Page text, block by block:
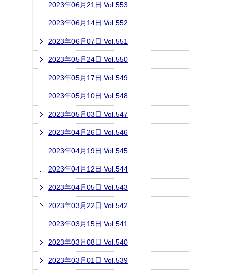
2023年06月21日 Vol.553
2023年06月14日 Vol.552
2023年06月07日 Vol.551
2023年05月24日 Vol.550
2023年05月17日 Vol.549
2023年05月10日 Vol.548
2023年05月03日 Vol.547
2023年04月26日 Vol.546
2023年04月19日 Vol.545
2023年04月12日 Vol.544
2023年04月05日 Vol.543
2023年03月22日 Vol.542
2023年03月15日 Vol.541
2023年03月08日 Vol.540
2023年03月01日 Vol.539